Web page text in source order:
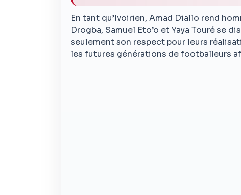
En tant qu’Ivoirien, Amad Diallo rend
Drogba, Samuel Eto’o et Yaya Touré se
seulement son respect pour leurs
les futures générations de footballeurs